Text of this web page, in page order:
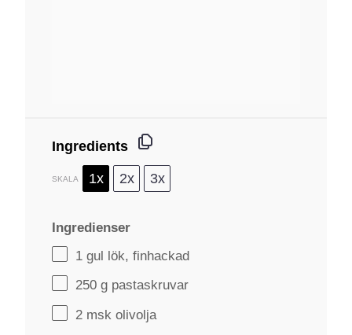
Ingredients
SKALA 1x 2x 3x
Ingredienser
1 gul lök, finhackad
250 g pastaskruvar
2 msk olivolja